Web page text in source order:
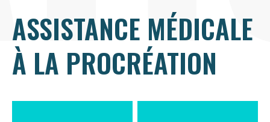
ASSISTANCE MÉDICALE
À LA PROCRÉATION